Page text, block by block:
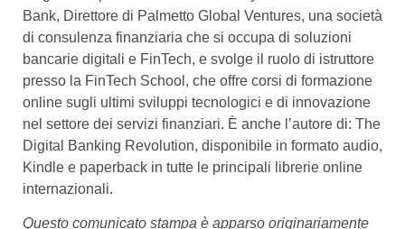
Bank, Direttore di Palmetto Global Ventures, una società
di consulenza finanziaria che si occupa di soluzioni
bancarie digitali e FinTech, e svolge il ruolo di istruttore
presso la FinTech School, che offre corsi di formazione
online sugli ultimi sviluppi tecnologici e di innovazione
nel settore dei servizi finanziari. È anche l’autore di: The
Digital Banking Revolution, disponibile in formato audio,
Kindle e paperback in tutte le principali librerie online
internazionali.
Questo comunicato stampa è apparso originariamente